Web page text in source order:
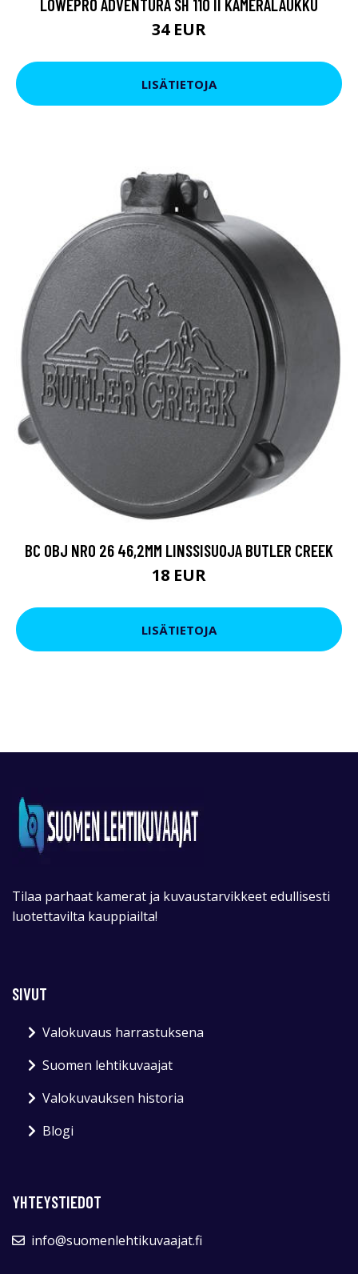
LOWEPRO ADVENTURA SH 110 II KAMERALAUKKU
34 EUR
LISÄTIETOJA
BC OBJ NRO 26 46,2MM LINSSISUOJA BUTLER CREEK
18 EUR
LISÄTIETOJA
Tilaa parhaat kamerat ja kuvaustarvikkeet edullisesti
luotettavilta kauppiailta!
SIVUT
Valokuvaus harrastuksena
Suomen lehtikuvaajat
Valokuvauksen historia
Blogi
YHTEYSTIEDOT
info@suomenlehtikuvaajat.fi